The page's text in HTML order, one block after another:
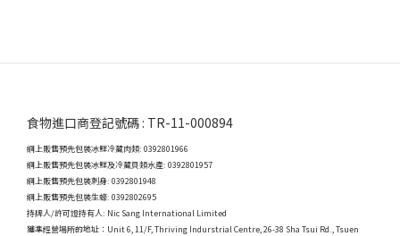
食物進口商登記號碼 : TR-11-000894
網上販售預先包裝冰鮮冷藏肉類: 0392801966
網上販售預先包裝冰鮮及冷藏貝類水產: 0392801957
網上販售預先包裝刺身: 0392801948
網上販售預先包裝生蠔: 0392802695
持牌人/許可證持有人: Nic Sang International Limited
獲準經營場所的地址： Unit 6, 11/F, Thriving Indurstrial Centre, 26-38 Sha Tsui Rd., Tsuen